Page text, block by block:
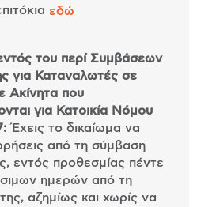
εδώ
του περί Συμβάσεων
για Καταναλωτές σε
Ακίνητα που
για Κατοικία Νόμου
Έχεις το δικαίωμα να
από τη σύμβαση
εντός προθεσμίας πέντε
ημερών από τη
αζημίως και χωρίς να